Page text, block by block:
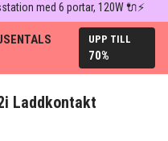
med 6 portar, 120W 🔌⚡
UPP TILL
70%
Laddkontakt